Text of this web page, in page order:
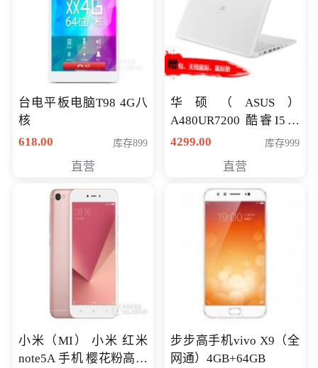
台电平板电脑T98 4G八
核
618.00
库存899
直营
华硕（ASUS）
A480UR7200 酷睿I5超
薄学生办公游戏独显笔
NV930-2G独
4299.00 库存999
直营
小米（MI） 小米 红米
note5A 手机 樱花粉高配
步步高手机vivo X9（全
网通）4GB+64GB